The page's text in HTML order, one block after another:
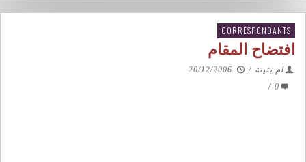
CORRESPONDANTS
افتضاح المقام
ام بثينة /
20/12/2006
0
/